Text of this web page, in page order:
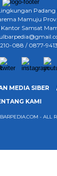
Padang
Mamuju
Kantor Samsat
088 / 0877-
MEDIA SIBER
KAMI
- ALL